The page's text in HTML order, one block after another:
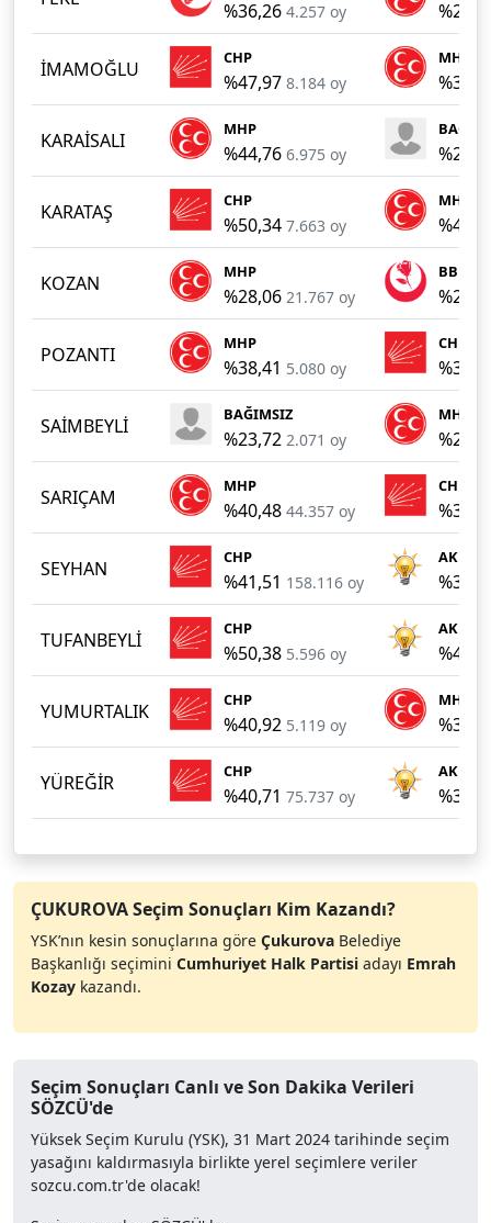
%36,26 4.257 oy
İMAMOĞLU CHP
%47,97 8.184 oy
MHP
KARAİSALI MHP
%44,76 6.975 oy
KARATAŞ CHP
%50,34 7.663 oy
MHP
KOZAN MHP
%28,06 21.767 oy
BBP
POZANTI MHP
%38,41 5.080 oy
CHP
SAİMBEYLİ BAĞIMSIZ
%23,72 2.071 oy
MHP
SARIÇAM MHP
%40,48 44.357 oy
CHP
SEYHAN CHP
%41,51 158.116 oy
AKP
TUFANBEYLİ CHP
%50,38 5.596 oy
AKP
YUMURTALIK CHP
%40,92 5.119 oy
MHP
YÜREĞİR CHP
%40,71 75.737 oy
AKP
ÇUKUROVA Seçim Sonuçları Kim Kazandı?
YSK’nın kesin sonuçlarına göre Çukurova Belediye
Başkanlığı seçimini Cumhuriyet Halk Partisi adayı Emrah
Kozay kazandı.
Seçim Sonuçları Canlı ve Son Dakika Verileri
SÖZCÜ'de
Yüksek Seçim Kurulu (YSK), 31 Mart 2024 tarihinde seçim
yasağını kaldırmasıyla birlikte yerel seçimlere veriler
sozcu.com.tr'de olacak!